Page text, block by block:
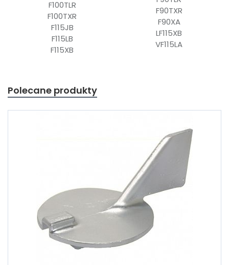
F100TLR
F100TXR
F115JB
F115LB
F115XB
F90TXR
F90XA
LF115XB
VF115LA
Polecane produkty